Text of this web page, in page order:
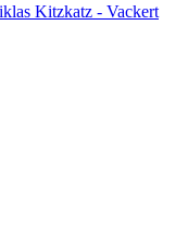
Kitzkatz - Vackert